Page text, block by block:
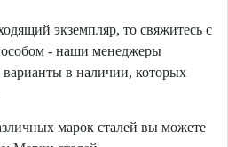
экземпляр, то свяжитесь с
- наши менеджеры
в наличии, которых
марок сталей вы можете